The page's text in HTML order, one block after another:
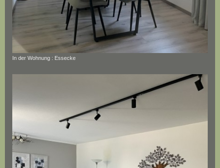
In der Wohnung : Essecke